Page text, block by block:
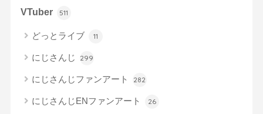
VTuber 511
どっとライブ 11
にじさんじ 299
にじさんじファンアート 282
にじさんじENファンアート 26